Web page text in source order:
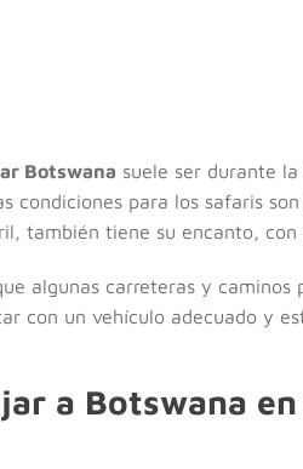
Botswana suele ser durante
condiciones para los safaris
también tiene su encanto, con
algunas carreteras y
con un vehículo adecuado y
a Botswana